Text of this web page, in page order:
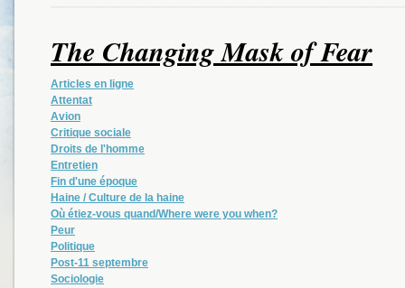
The Changing Mask of Fear
Articles en ligne
Attentat
Avion
Critique sociale
Droits de l'homme
Entretien
Fin d'une époque
Haine / Culture de la haine
Où étiez-vous quand/Where were you when?
Peur
Politique
Post-11 septembre
Sociologie